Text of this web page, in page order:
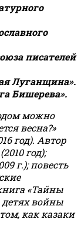
писателей
Луганщина».
Бишерева».
можно
весна?»
год). Автор
год);
г.); повесть
«Тайны
детях войны
том, как казаки